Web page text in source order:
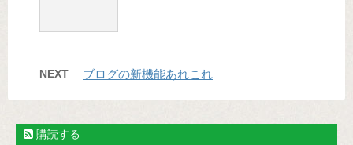
NEXT ブログの新機能あれこれ
購読する